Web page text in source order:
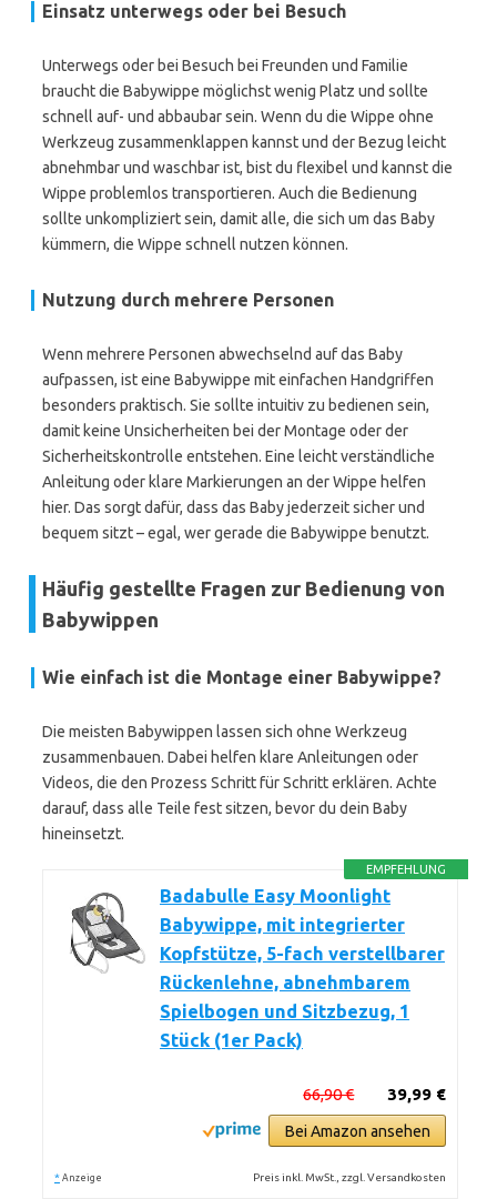
Einsatz unterwegs oder bei Besuch
Unterwegs oder bei Besuch bei Freunden und Familie
braucht die Babywippe möglichst wenig Platz und sollte
schnell auf- und abbaubar sein. Wenn du die Wippe ohne
Werkzeug zusammenklappen kannst und der Bezug leicht
abnehmbar und waschbar ist, bist du flexibel und kannst die
Wippe problemlos transportieren. Auch die Bedienung
sollte unkompliziert sein, damit alle, die sich um das Baby
kümmern, die Wippe schnell nutzen können.
Nutzung durch mehrere Personen
Wenn mehrere Personen abwechselnd auf das Baby
aufpassen, ist eine Babywippe mit einfachen Handgriffen
besonders praktisch. Sie sollte intuitiv zu bedienen sein,
damit keine Unsicherheiten bei der Montage oder der
Sicherheitskontrolle entstehen. Eine leicht verständliche
Anleitung oder klare Markierungen an der Wippe helfen
hier. Das sorgt dafür, dass das Baby jederzeit sicher und
bequem sitzt – egal, wer gerade die Babywippe benutzt.
Häufig gestellte Fragen zur Bedienung von
Babywippen
Wie einfach ist die Montage einer Babywippe?
Die meisten Babywippen lassen sich ohne Werkzeug
zusammenbauen. Dabei helfen klare Anleitungen oder
Videos, die den Prozess Schritt für Schritt erklären. Achte
darauf, dass alle Teile fest sitzen, bevor du dein Baby
hineinsetzt.
EMPFEHLUNG
Badabulle Easy Moonlight
Babywippe, mit integrierter
Kopfstütze, 5-fach verstellbarer
Rückenlehne, abnehmbarem
Spielbogen und Sitzbezug, 1
Stück (1er Pack)
39,99 €
66,90 €
Bei Amazon ansehen
* Anzeige Preis inkl. MwSt., zzgl. Versandkosten